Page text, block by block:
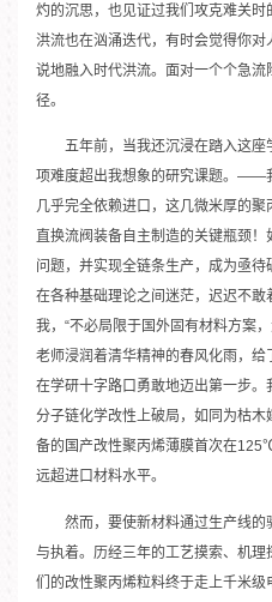
灼的沉思，也见证过我们攻克难关
洪流也在汹涌迭代，有时会觉得你
说地融入时代洪流。面对一个个急
径。
五年前，当我还沉浸在踏入这
项难度超出我想象的研究课题。——
几乎完全依赖进口，这几微米厚的
直换流阀装备自主制造的关键瓶颈
问题，并实现全链条生产，成为亟
在各种基础理论之间迷茫，迟迟不
我，“不必局限于国外固有材料方案
老师浸润着清华精神的春风化雨，
在学研十字路口勇敢地迈出第一步
分子链化学改性上破局，如同为枯
备的国产改性聚丙烯薄膜首次在
远超进口材料水平。
然而，要使新材料通过生产线
与执着。历经三年的工艺摸索、机
们的改性聚丙烯粒料终于走上千米